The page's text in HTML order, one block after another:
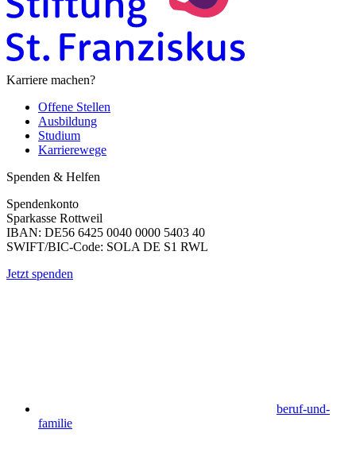
Karriere machen?
Offene Stellen
Ausbildung
Studium
Karrierewege
Spenden & Helfen
Spendenkonto
Sparkasse Rottweil
IBAN: DE56 6425 0040 0000 5403 40
SWIFT/BIC-Code: SOLA DE S1 RWL
Jetzt spenden
beruf-und-
familie